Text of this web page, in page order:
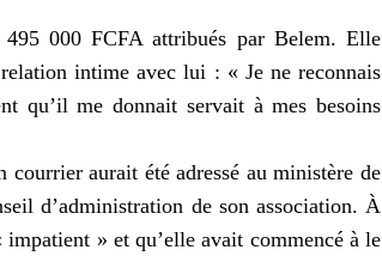
000 FCFA attribués par Belem. Elle
intime avec lui : « Je ne reconnais
qu’il me donnait servait à mes besoins
aurait été adressé au ministère de
d’administration de son association. À
» et qu’elle avait commencé à le